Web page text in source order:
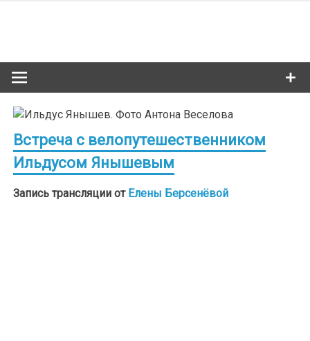
Встреча с велопутешественником
Ильдусом Янышевым
Запись трансляции отЕлены Берсенёвой